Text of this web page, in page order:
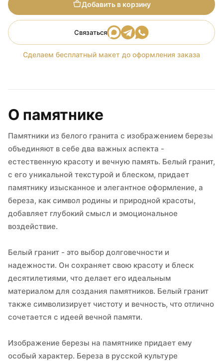
Добавить в корзину
Связаться
Сделаем бесплатный макет до оформления заказа
О памятнике
Памятники из белого гранита с изображением березы
объединяют в себе два важных аспекта -
естественную красоту и вечную память. Белый гранит,
с его уникальной текстурой и блеском, придает
памятнику изысканное и элегантное оформление, а
береза, как символ родины и природной красоты,
добавляет глубокий смысл и эмоциональное
воздействие.
Белый гранит - это выбор долговечности и
надежности. Он сохраняет свою красоту и блеск
десятилетиями, что делает его идеальным
материалом для создания памятников. Белый гранит
также символизирует чистоту и вечность, что отлично
сочетается с идеей вечной памяти.
Изображение березы на памятнике придает ему
особый характер. Береза в русской культуре